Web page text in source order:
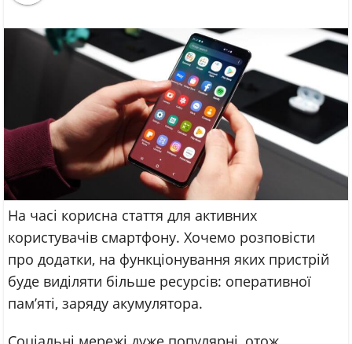
На часі корисна стаття для активних
користувачів смартфону. Хочемо розповісти
про додатки, на функціонування яких пристрій
буде виділяти більше ресурсів: оперативної
пам’яті, заряду акумулятора.